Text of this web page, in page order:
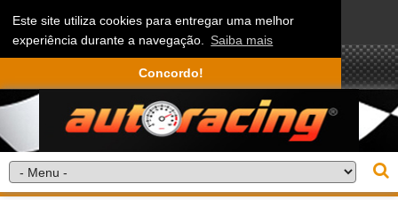
Este site utiliza cookies para entregar uma melhor
experiência durante a navegação. Saiba mais
Concordo!